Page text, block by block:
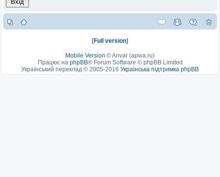
[Full version]
Mobile Version ©Anvar (apwa.ru)
Працює на phpBB® Forum Software © phpBB Limited
Український переклад © 2005-2016 Українська підтримка phpBB